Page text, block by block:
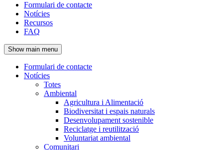
Navegació
principal
de
l'encapçalament
Formulari de contacte
Notícies
Recursos
FAQ
Show main menu
Navegació
principal
Formulari de contacte
Notícies
Totes
Ambiental
Agricultura i Alimentació
Biodiversitat i espais naturals
Desenvolupament sostenible
Reciclatge i reutilització
Voluntariat ambiental
Comunitari